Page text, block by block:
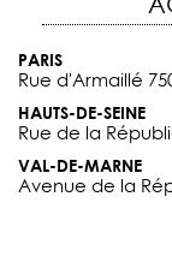
PARIS
Rue d'Armaillé
HAUTS-DE-SEINE
Rue de la
VAL-DE-MARNE
Avenue de la